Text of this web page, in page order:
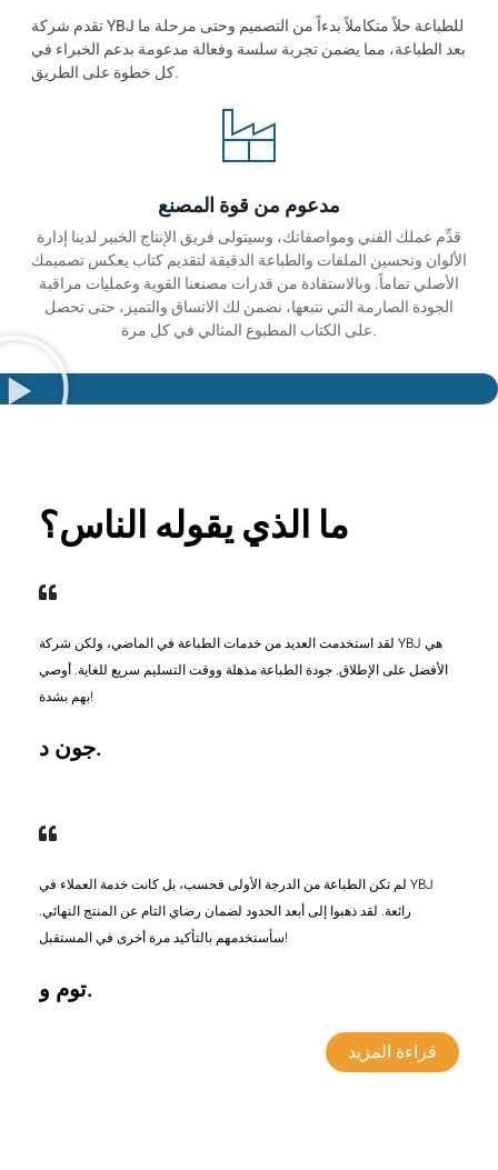
تقدم شركة YBJ للطباعة حلاً متكاملاً بدءاً من التصميم وحتى مرحلة ما
بعد الطباعة، مما يضمن تجربة سلسة وفعالة مدعومة بدعم الخبراء في
كل خطوة على الطريق.
مدعوم من قوة المصنع
قدِّم عملك الفني ومواصفاتك، وسيتولى فريق الإنتاج الخبير لدينا إدارة
الألوان وتحسين الملفات والطباعة الدقيقة لتقديم كتاب يعكس تصميمك
الأصلي تماماً. وبالاستفادة من قدرات مصنعنا القوية وعمليات مراقبة
الجودة الصارمة التي نتبعها، نضمن لك الاتساق والتميز، حتى تحصل
على الكتاب المطبوع المثالي في كل مرة.
ما الذي يقوله الناس؟
لقد استخدمت العديد من خدمات الطباعة في الماضي، ولكن شركة YBJ هي
الأفضل على الإطلاق. جودة الطباعة مذهلة ووقت التسليم سريع للغاية. أوصي
بهم بشدة!
جون د.
لم تكن الطباعة من الدرجة الأولى فحسب، بل كانت خدمة العملاء في YBJ
رائعة. لقد ذهبوا إلى أبعد الحدود لضمان رضاي التام عن المنتج النهائي.
سأستخدمهم بالتأكيد مرة أخرى في المستقبل!
توم و.
قراءة المزيد